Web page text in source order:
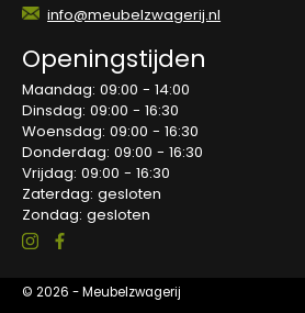
info@meubelzwagerij.nl
Openingstijden
Maandag: 09:00 - 14:00
Dinsdag: 09:00 - 16:30
Woensdag: 09:00 - 16:30
Donderdag: 09:00 - 16:30
Vrijdag: 09:00 - 16:30
Zaterdag: gesloten
Zondag: gesloten
© 2026 - Meubelzwagerij